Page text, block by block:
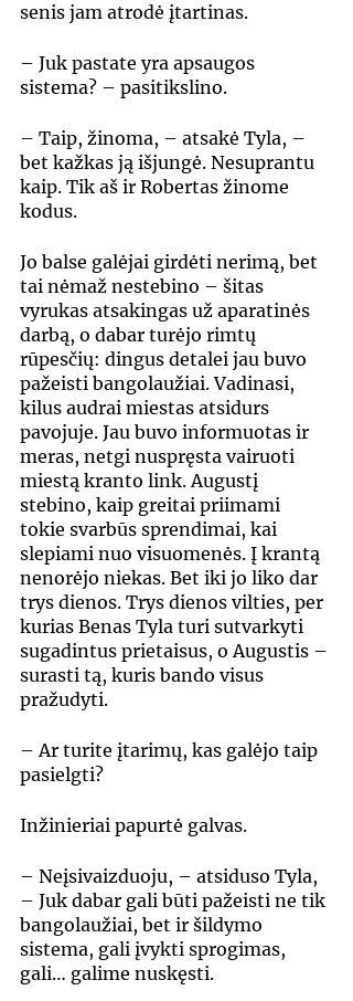
senis jam atrodė įtartinas.
– Juk pastate yra apsaugos
sistema? – pasitikslino.
– Taip, žinoma, – atsakė Tyla, –
bet kažkas ją išjungė. Nesuprantu
kaip. Tik aš ir Robertas žinome
kodus.
Jo balse galėjai girdėti nerimą, bet
tai nėmaž nestebino – šitas
vyrukas atsakingas už aparatinės
darbą, o dabar turėjo rimtų
rūpesčių: dingus detalei jau buvo
pažeisti bangolaužiai. Vadinasi,
kilus audrai miestas atsidurs
pavojuje. Jau buvo informuotas ir
meras, netgi nuspręsta vairuoti
miestą kranto link. Augustį
stebino, kaip greitai priimami
tokie svarbūs sprendimai, kai
slepiami nuo visuomenės. Į krantą
nenorėjo niekas. Bet iki jo liko dar
trys dienos. Trys dienos vilties, per
kurias Benas Tyla turi sutvarkyti
sugadintus prietaisus, o Augustis –
surasti tą, kuris bando visus
pražudyti.
– Ar turite įtarimų, kas galėjo taip
pasielgti?
Inžinieriai papurtė galvas.
– Neįsivaizduoju, – atsiduso Tyla,
– Juk dabar gali būti pažeisti ne tik
bangolaužiai, bet ir šildymo
sistema, gali įvykti sprogimas,
gali… galime nuskęsti.